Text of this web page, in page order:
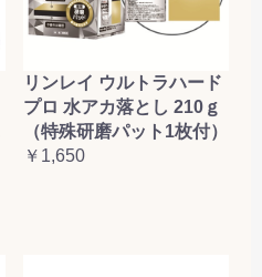
リンレイ ウルトラハード
プロ 水アカ落とし 210ｇ
（特殊研磨パット1枚付）
￥1,650